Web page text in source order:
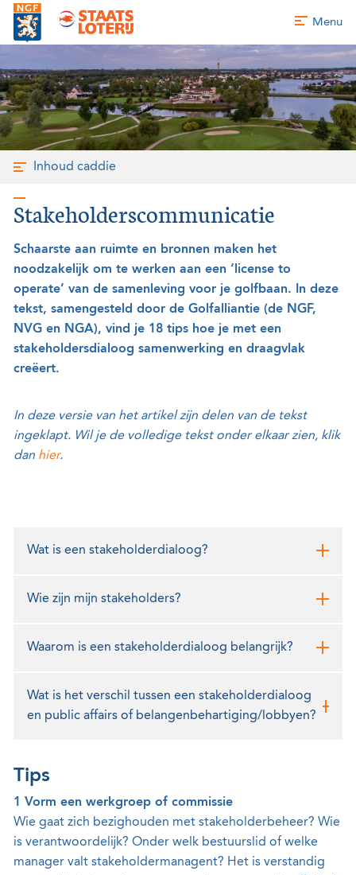
Menu
Inhoud caddie
Stakeholderscommunicatie
Schaarste aan ruimte en bronnen maken het
noodzakelijk om te werken aan een ‘license to
operate’ van de samenleving voor je golfbaan. In deze
tekst, samengesteld door de Golfalliantie (de NGF,
NVG en NGA), vind je 18 tips hoe je met een
stakeholdersdialoog samenwerking en draagvlak
creëert.
In deze versie van het artikel zijn delen van de tekst
ingeklapt. Wil je de volledige tekst onder elkaar zien, klik
dan hier.
Wat is een stakeholderdialoog?
Wie zijn mijn stakeholders?
Waarom is een stakeholderdialoog belangrijk?
Wat is het verschil tussen een stakeholderdialoog
en public affairs of belangenbehartiging/lobbyen?
Tips
1 Vorm een werkgroep of commissie
Wie gaat zich bezighouden met stakeholderbeheer? Wie
is verantwoordelijk? Onder welk bestuurslid of welke
manager valt stakeholdermanagent? Het is verstandig